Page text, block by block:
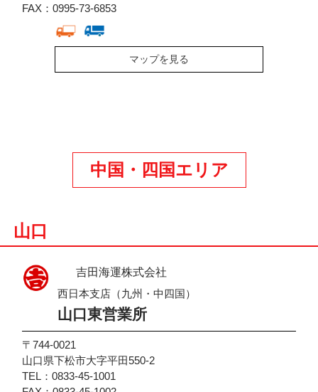
FAX：0995-73-6853
マップを見る
中国・四国エリア
山口
吉田海運株式会社
西日本支店（九州・中四国）
山口東営業所
〒744-0021
山口県下松市大字平田550-2
TEL：0833-45-1001